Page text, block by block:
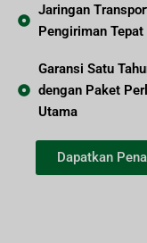
Jaringan
Pengiriman
Garansi Satu
dengan Paket
Utama
Dapatkan